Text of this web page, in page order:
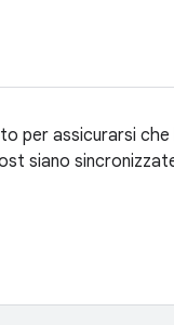
per assicurarsi che
siano